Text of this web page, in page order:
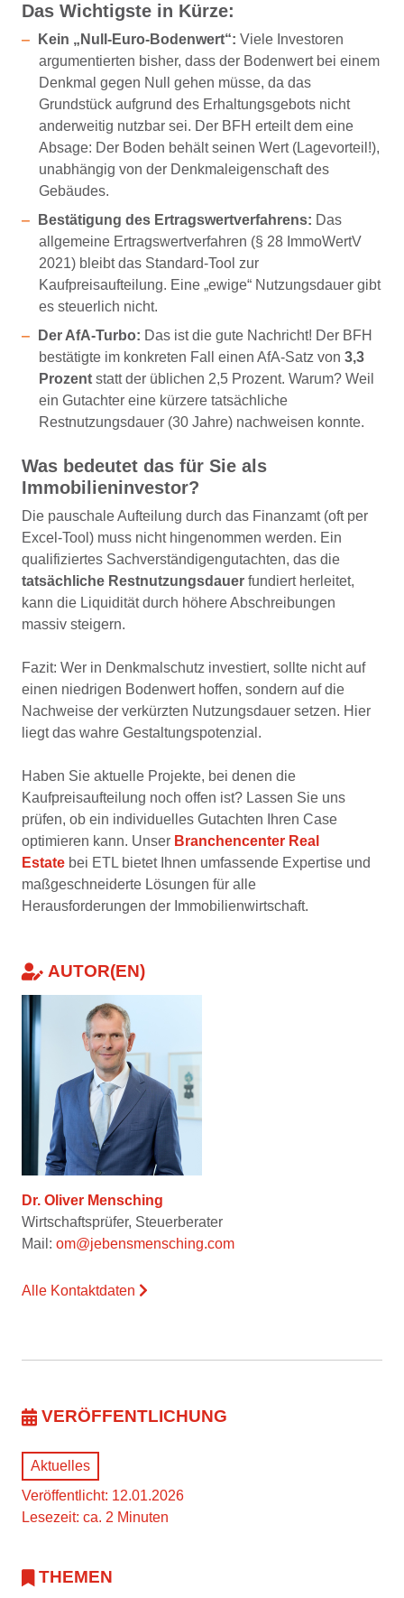
Das Wichtigste in Kürze:
Kein „Null-Euro-Bodenwert“: Viele Investoren
argumentierten bisher, dass der Bodenwert bei einem
Denkmal gegen Null gehen müsse, da das
Grundstück aufgrund des Erhaltungsgebots nicht
anderweitig nutzbar sei. Der BFH erteilt dem eine
Absage: Der Boden behält seinen Wert (Lagevorteil!),
unabhängig von der Denkmaleigenschaft des
Gebäudes.
Bestätigung des Ertragswertverfahrens: Das
allgemeine Ertragswertverfahren (§ 28 ImmoWertV
2021) bleibt das Standard-Tool zur
Kaufpreisaufteilung. Eine „ewige“ Nutzungsdauer gibt
es steuerlich nicht.
Der AfA-Turbo: Das ist die gute Nachricht! Der BFH
bestätigte im konkreten Fall einen AfA-Satz von3,3
Prozent statt der üblichen 2,5 Prozent. Warum? Weil
ein Gutachter eine kürzere tatsächliche
Restnutzungsdauer (30 Jahre) nachweisen konnte.
Was bedeutet das für Sie als
Immobilieninvestor?
Die pauschale Aufteilung durch das Finanzamt (oft per
Excel-Tool) muss nicht hingenommen werden. Ein
qualifiziertes Sachverständigengutachten, das die
tatsächliche Restnutzungsdauer fundiert herleitet,
kann die Liquidität durch höhere Abschreibungen
massiv steigern.
Fazit: Wer in Denkmalschutz investiert, sollte nicht auf
einen niedrigen Bodenwert hoffen, sondern auf die
Nachweise der verkürzten Nutzungsdauer setzen. Hier
liegt das wahre Gestaltungspotenzial.
Haben Sie aktuelle Projekte, bei denen die
Kaufpreisaufteilung noch offen ist? Lassen Sie uns
prüfen, ob ein individuelles Gutachten Ihren Case
optimieren kann. Unser Branchencenter Real
Estate bei ETL bietet Ihnen umfassende Expertise und
maßgeschneiderte Lösungen für alle
Herausforderungen der Immobilienwirtschaft.
AUTOR(EN)
Dr. Oliver Mensching
Wirtschaftsprüfer, Steuerberater
Mail: om@jebensmensching.com
Alle Kontaktdaten
VERÖFFENTLICHUNG
Aktuelles
Veröffentlicht: 12.01.2026
Lesezeit: ca. 2 Minuten
THEMEN